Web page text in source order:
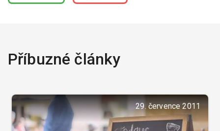
Příbuzné články
29. července 2011